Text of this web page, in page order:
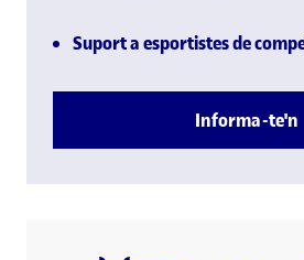
Suport a esportistes de
Informa-te'n